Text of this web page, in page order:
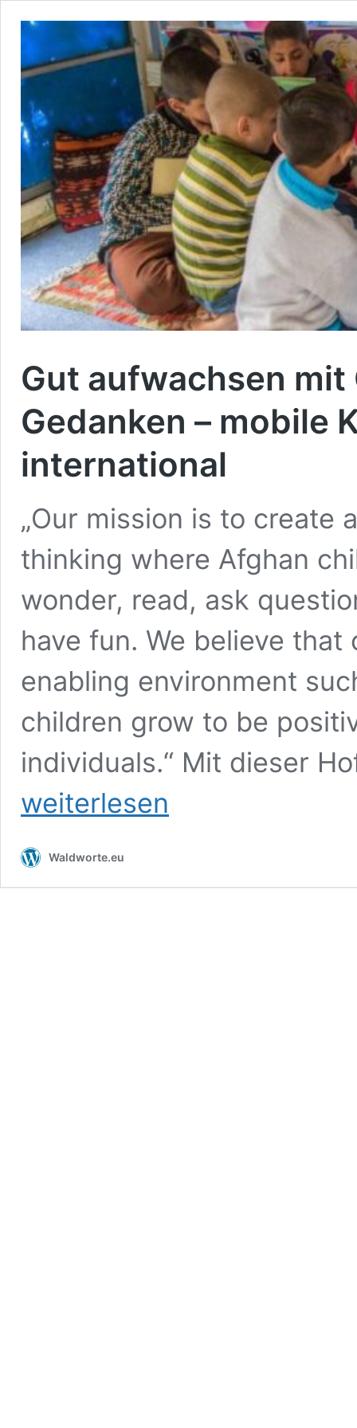
Gut aufwachsen
Gedanken – mobile
international
„Our mission is to create
thinking where Afghan
wonder, read, ask
have fun. We believe
enabling environment
children grow to be
individuals.“ Mit dieser
weiterlesen
Waldworte.eu